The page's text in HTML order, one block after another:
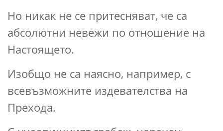
Но никак не се притесняват, че са
абсолютни невежи по отношение на
Настоящето.
Изобщо не са наясно, например, с
всевъзможните издевателства на
Прехода.